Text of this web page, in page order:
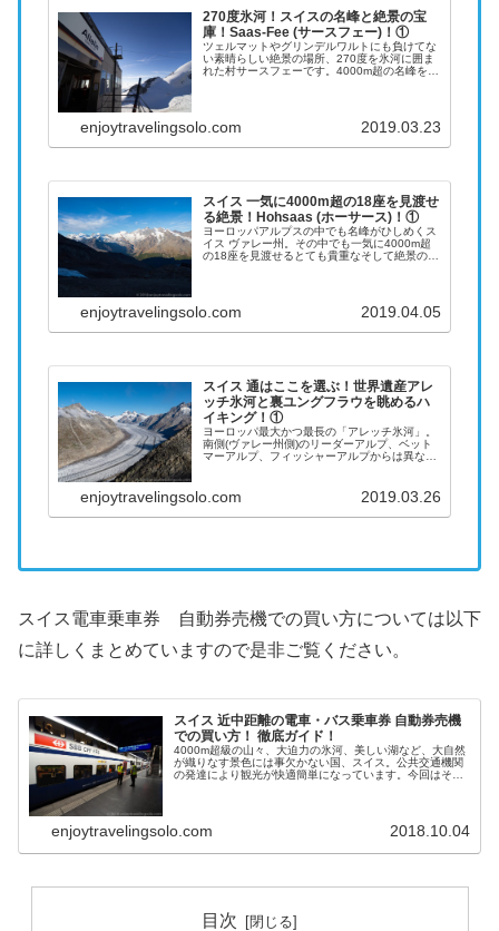
270度氷河！スイスの名峰と絶景の宝
庫！Saas-Fee (サースフェー)！①
ツェルマットやグリンデルワルトにも負けてな
い素晴らしい絶景の場所、270度を氷河に囲ま
れた村サースフェーです。4000m超の名峰を間
enjoytravelingsolo.com 2019.03.23
スイス 一気に4000m超の18座を見渡せ
る絶景！Hohsaas (ホーサース)！①
ヨーロッパアルプスの中でも名峰がひしめくス
イス ヴァレー州。その中でも一気に4000m超
の18座を見渡せるとても貴重なそして絶景の場
enjoytravelingsolo.com 2019.04.05
スイス 通はここを選ぶ！世界遺産アレ
ッチ氷河と裏ユングフラウを眺めるハ
イキング！①
ヨーロッパ最大かつ最長の「アレッチ氷河」。
南側(ヴァレー州側)のリーダーアルプ、ベット
マーアルプ、フィッシャーアルプからは異なる
からのアレッチ氷河の眺めを満喫するポイント
前編について取り上げます。
enjoytravelingsolo.com 2019.03.26
スイス電車乗車券 自動券売機での買い方については以下
に詳しくまとめていますので是非ご覧ください。
スイス 近中距離の電車・バス乗車券 自動券売機
での買い方！ 徹底ガイド！
4000m超級の山々、大迫力の氷河、美しい湖など、大自然
が織りなす景色には事欠かない国、スイス。公共交通機関
の発達により観光が快適簡単になっています。今回はその
enjoytravelingsolo.com 2018.10.04
目次